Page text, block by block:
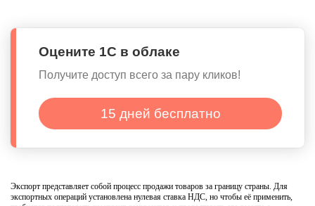
Оцените 1С в облаке
Получите доступ всего за пару кликов!
15 дней бесплатно
Экспорт представляет собой процесс продажи товаров за границу страны. Для
экспортных операций установлена нулевая ставка НДС, но чтобы её применить,